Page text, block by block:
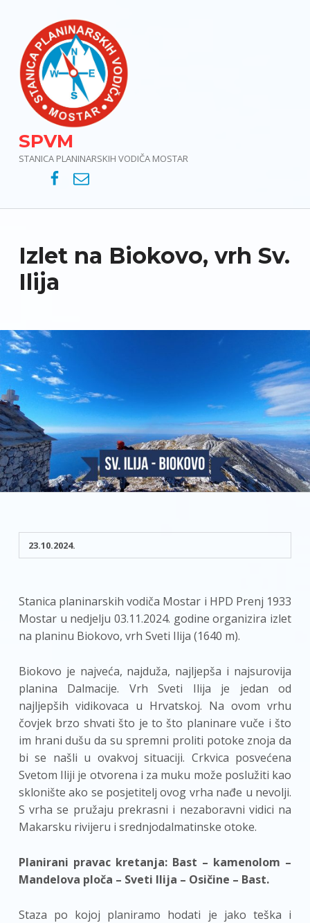
SPVM
STANICA PLANINARSKIH VODIČA MOSTAR
SPVM – Facebook
SPVM – e-mail
Izlet na Biokovo, vrh Sv.
Ilija
23.10.2024.
Stanica planinarskih vodiča Mostar i HPD Prenj 1933
Mostar u nedjelju 03.11.2024. godine organizira izlet
na planinu Biokovo, vrh Sveti Ilija (1640 m).
Biokovo je najveća, najduža, najljepša i najsurovija
planina Dalmacije. Vrh Sveti Ilija je jedan od
najljepših vidikovaca u Hrvatskoj. Na ovom vrhu
čovjek brzo shvati što je to što planinare vuče i što
im hrani dušu da su spremni proliti potoke znoja da
bi se našli u ovakvoj situaciji. Crkvica posvećena
Svetom Iliji je otvorena i za muku može poslužiti kao
sklonište ako se posjetitelj ovog vrha nađe u nevolji.
S vrha se pružaju prekrasni i nezaboravni vidici na
Makarsku rivijeru i srednjodalmatinske otoke.
Planirani pravac kretanja: Bast – kamenolom –
Mandelova ploča – Sveti Ilija – Osičine – Bast.
Staza po kojoj planiramo hodati je jako teška i